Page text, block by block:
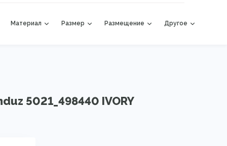
Материал Размер Размещение Другое
5021_498440 IVORY